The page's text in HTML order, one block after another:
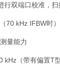
行双端口校准，扫
70 kHz IFBW时）
量能力
kHz（带有偏置T